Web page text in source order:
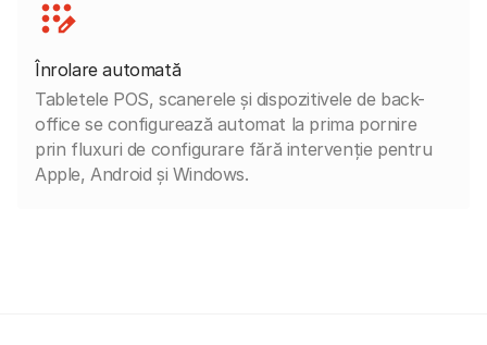
Înrolare automată
Tabletele POS, scanerele și dispozitivele de back-
office se configurează automat la prima pornire
prin fluxuri de configurare fără intervenție pentru
Apple, Android și Windows.